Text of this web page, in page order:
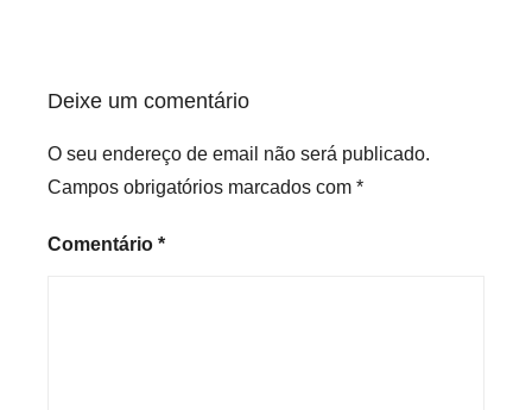
Deixe um comentário
O seu endereço de email não será publicado.
Campos obrigatórios marcados com *
Comentário *